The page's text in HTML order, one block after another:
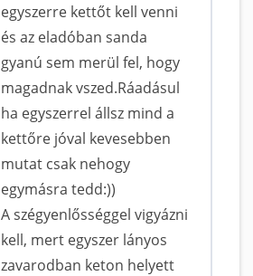
egyszerre kettőt kell venni
és az eladóban sanda
gyanú sem merül fel, hogy
magadnak vszed.Ráadásul
ha egyszerrel állsz mind a
kettőre jóval kevesebben
mutat csak nehogy
egymásra tedd:))
A szégyenlősséggel vigyázni
kell, mert egyszer lányos
zavarodban keton helyett